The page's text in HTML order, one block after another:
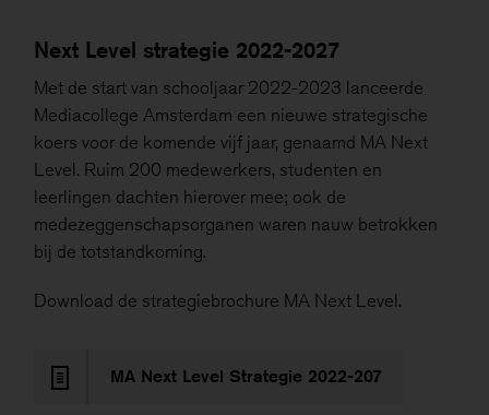
Next Level strategie 2022-2027
Met de start van schooljaar 2022-2023 lanceerde
Mediacollege Amsterdam een nieuwe strategische
koers voor de komende vijf jaar, genaamd MA Next
Level. Ruim 200 medewerkers, studenten en
leerlingen dachten hierover mee; ook de
medezeggenschapsorganen waren nauw betrokken
bij de totstandkoming.
Download de strategiebrochure MA Next Level.
MA Next Level Strategie 2022-207
van de website kunnen meten en deze kunnen
verbeteren.
Als je onderdelen uitzet, werken sommige functies
misschien niet goed. Je kan de cookies altijd nog
aanpassen.
Meer informatie
Alles accepteren